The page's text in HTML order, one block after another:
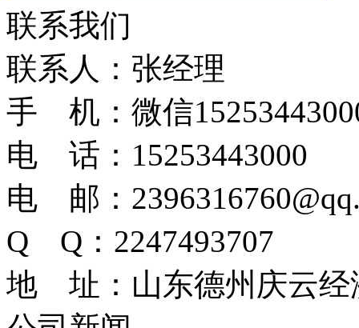
联系我们
联系人：张经理
手 机：微信
电 话：15253443000
电 邮：
Q Q：2247493707
地 址：山东德州庆云经